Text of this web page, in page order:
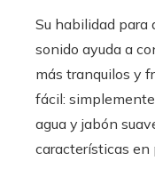
Su habilidad para
sonido ayuda a
más tranquilos y
fácil:
agua y jabón
características en